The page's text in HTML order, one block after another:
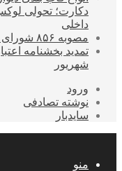
دکارت؛ تحولی
داخلی
مصوبه ۸۵۶ شورای رقابت؛ این جاده یک‌طرفه است
شهریور
ورود
نوشته تصادفی
سایدبار
منو